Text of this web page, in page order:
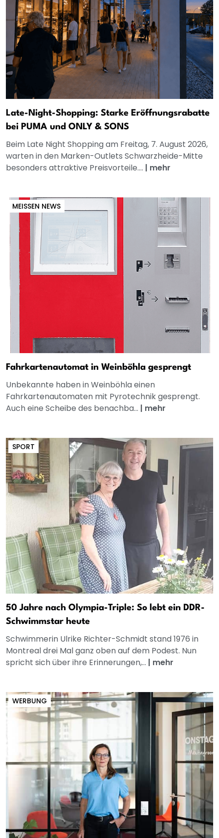
Late-Night-Shopping: Starke Eröffnungsrabatte
bei PUMA und ONLY & SONS
Beim Late Night Shopping am Freitag, 7. August 2026,
warten in den Marken-Outlets Schwarzheide-Mitte
besonders attraktive Preisvorteile.... | mehr
MEISSEN NEWS
Fahrkartenautomat in Weinböhla gesprengt
Unbekannte haben in Weinböhla einen
Fahrkartenautomaten mit Pyrotechnik gesprengt.
Auch eine Scheibe des benachba... | mehr
SPORT
50 Jahre nach Olympia-Triple: So lebt ein DDR-
Schwimmstar heute
Schwimmerin Ulrike Richter-Schmidt stand 1976 in
Montreal drei Mal ganz oben auf dem Podest. Nun
spricht sich über ihre Erinnerungen,... | mehr
WERBUNG